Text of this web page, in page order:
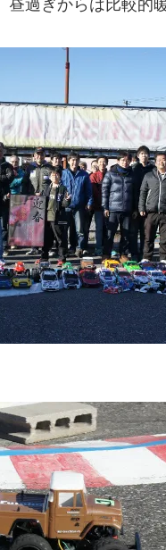
過ぎからは比較的